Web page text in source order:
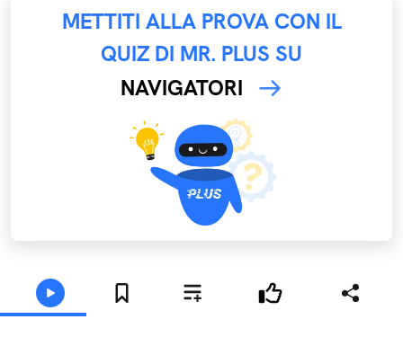
METTITI ALLA PROVA CON IL
QUIZ DI MR. PLUS SU
NAVIGATORI